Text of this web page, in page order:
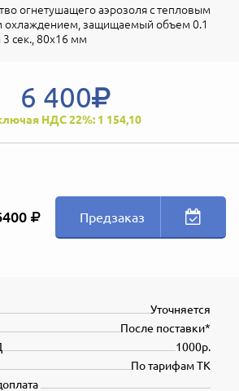
огнетушащего аэрозоля с тепловым
охлаждением, защищаемый объем 0.1
сек., 80х16 мм
6 400
НДС 22%: 1 154,10
Предзаказ
Уточняется
После поставки*
1000р.
По тарифам ТК